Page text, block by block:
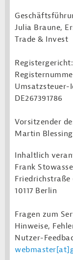
Julia Braune,
Trade & Invest
DE267391786
Vorsitzender
Martin Blessing
Inhaltlich
Frank
Friedrichstraße
10117 Berlin
Fragen zum
Hinweise,
Nutzer-